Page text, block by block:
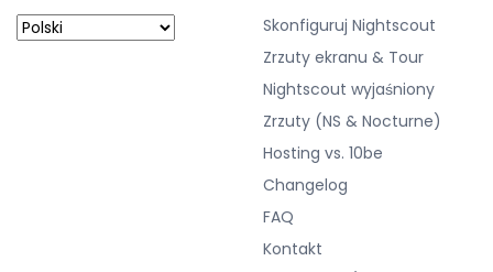
Skonfiguruj Nightscout
Zrzuty ekranu & Tour
Nightscout wyjaśniony
Zrzuty (NS & Nocturne)
Hosting vs. 10be
Changelog
FAQ
Kontakt